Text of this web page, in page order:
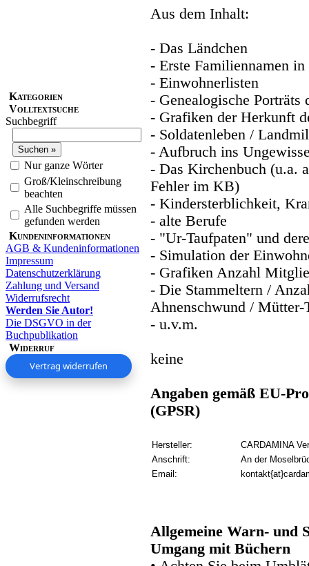
Kategorien
Volltextsuche
Suchbegriff
Nur ganze Wörter
Groß/Kleinschreibung
beachten
Alle Suchbegriffe müssen
gefunden werden
Kundeninformationen
AGB & Kundeninformationen
Impressum
Datenschutzerklärung
Zahlung und Versand
Widerrufsrecht
Werden Sie Autor!
Die DSGVO in der
Buchpublikation
Widerruf
Vertrag widerrufen
Aus dem Inhalt:
- Das Ländchen
- Erste Familiennamen in
- Einwohnerlisten
- Genealogische Porträts
- Grafiken der Herkunft
- Soldatenleben /
- Aufbruch ins
- Das Kirchenbuch (u.a.
Fehler im KB)
- Kindersterblichkeit,
- alte Berufe
- "Ur-Taufpaten" und
- Simulation der
- Grafiken Anzahl
- Die Stammeltern /
Ahnenschwund / Mütter-
- u.v.m.
keine
Angaben gemäß EU-
(GPSR)
Hersteller:
CARDAMINA
Anschrift:
An der
Email:
Allgemeine Warn- und
Umgang mit Büchern